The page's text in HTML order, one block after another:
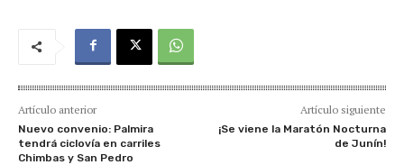
Artículo anterior
Nuevo convenio: Palmira
tendrá ciclovía en carriles
Chimbas y San Pedro
Artículo siguiente
¡Se viene la Maratón Nocturna
de Junín!